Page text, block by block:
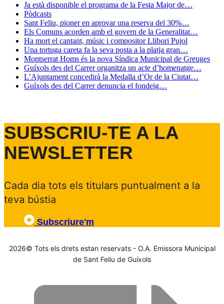
Ja està disponible el programa de la Festa Major de…
Pòdcasts
Sant Feliu, pioner en aprovar una reserva del 30%…
Els Comuns acorden amb el govern de la Generalitat…
Ha mort el cantant, músic i compositor Llibori Pujol
Una tortuga careta fa la seva posta a la platja gran…
Montserrat Homs és la nova Síndica Municipal de Greuges
Guíxols des del Carrer organitza un acte d’homenatge…
L’Ajuntament concedirà la Medalla d’Or de la Ciutat…
Guíxols des del Carrer denuncia el fondeig…
SUBSCRIU-TE A LA
NEWSLETTER
Cada dia tots els titulars puntualment a la
teva bústia
Subscriure'm
2026© Tots els drets estan reservats - O.A. Emissora Municipal
de Sant Feliu de Guíxols